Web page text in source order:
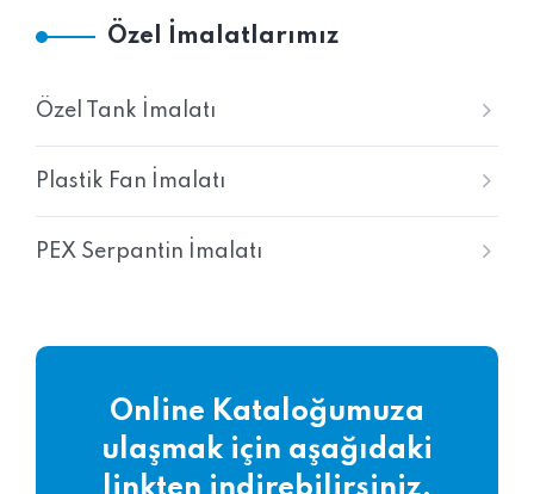
Özel İmalatlarımız
Özel Tank İmalatı
Plastik Fan İmalatı
PEX Serpantin İmalatı
Online Kataloğumuza
ulaşmak için aşağıdaki